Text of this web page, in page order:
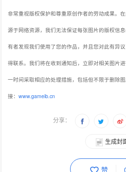
非常重视版权保护和尊重原创作者的劳动成果。
源于网络资源，我们无法保证每张图片的版权信
有者发现我们使用了您的作品，并且您对此有异
得联系。我们将在收到通知后，立即对相关图片
一时间采取相应的处理措施，包括但不限于删除
接：www.gameib.cn
分享：
生成封
赞